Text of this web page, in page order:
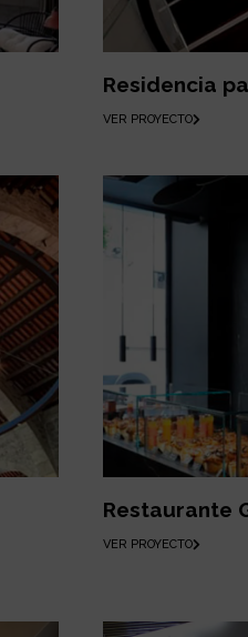
Residencia
VER PROYECTO
Restaurante
VER PROYECTO